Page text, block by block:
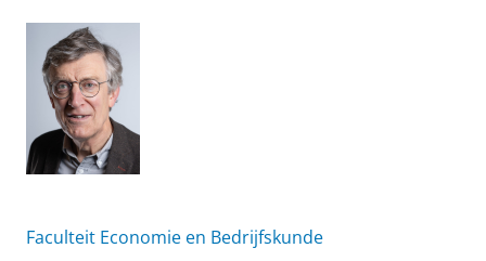
Faculteit Economie en Bedrijfskunde